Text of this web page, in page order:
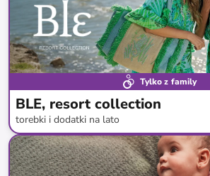
Tylko z family
BLE, resort collection
torebki i dodatki na lato
do-67%*